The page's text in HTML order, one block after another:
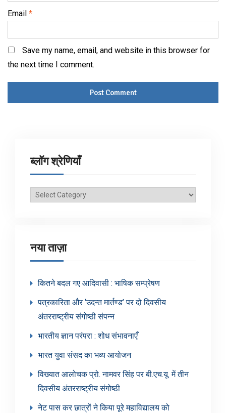
Email *
Save my name, email, and website in this browser for
the next time I comment.
ब्लॉग श्रेणियाँ
ब्लॉग
नया ताज़ा
कितने बदल गए आदिवासी : भाषिक सम्प्रेषण
पत्रकारिता और ‘उदन्त मार्तण्ड’ पर दो दिवसीय
अंतरराष्ट्रीय संगोष्ठी संपन्न
भारतीय ज्ञान परंपरा : शोध संभावनाएँ
भारत युवा संसद का भव्य आयोजन
विख्यात आलोचक प्रो. नामवर सिंह पर बी.एच.यू. में तीन
दिवसीय अंतरराष्ट्रीय संगोष्ठी
नेट पास कर छात्रों ने किया पूरे महाविद्यालय को